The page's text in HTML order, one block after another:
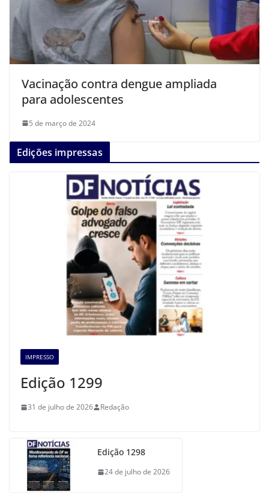
Vacinação contra dengue ampliada
para adolescentes
5 de março de 2024
Edições impressas
IMPRESSO
Edição 1299
31 de julho de 2026 Redação
Edição 1298
24 de julho de 2026